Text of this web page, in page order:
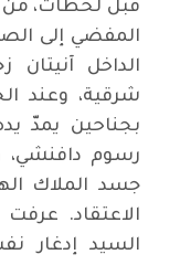
قبل لحظات، من
المفضي إلى
الداخل آنيتان
شرقية، وعند
بجناحين يمدّ
رسوم دافنشي،
جسد الملاك
الاعتقاد.
السيد إدغار